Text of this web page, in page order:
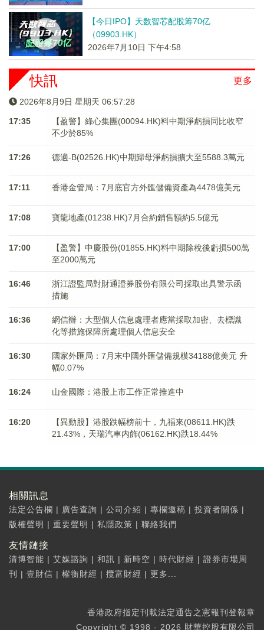
【今日IPO】天数智芯配股筹70亿
（09903.HK）
2026年7月10日 下午4:58
更多
快訊
2026年8月9日 星期天 06:57:28
17:35
【盈警】綠心集團(00094.HK)料中期淨虧損同比收窄
不少於85%
17:26 德適-B(02526.HK)中期歸母淨虧損擴大至5588.3萬元
17:11 香港金管局：7月底官方外匯儲備資產為4478億美元
17:08 寶龍地產(01238.HK)7月合約銷售額約5.5億元
17:00
【盈警】中慶股份(01855.HK)料中期除稅後虧損500萬
至2000萬元
16:46
浙江證監局對財通證券股份有限公司採取出具警示函
措施
16:36
網信辦：大型個人信息處理者應當採取加密、去標識
化等措施保障所處理個人信息安全
16:30
國家外匯局：7月末中國外匯儲備規模34188億美元 升
幅0.07%
16:24 山金國際：港股上市工作正常推進中
16:20
【異動股】港股跌幅榜前十，九福來(08611.HK)跌
21.43%，天瑞汽車内飾(06162.HK)跌18.44%
相關訊息
法定公告欄 | 廣告查詢 | 公司介紹 | 專欄邀稿 | 投資者關係 |
版權聲明 | 重要聲明 | 私隱政策 | 聯絡我們
友情鏈接
清博智能 | 艾媒諮詢 | 和訊 | 新時空 | 時代財經 | 證券市場周
刊
| 壹財信 | 權衡財經 | 攬富財經 | 更多...
香港政府指定刊載法定通告之憲報刊登報章
Copyright © 1998 - 2026 財華控股有限公司